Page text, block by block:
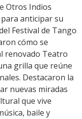
Otros Indios
anticipar su
Festival de Tango
cómo se
renovado Teatro
grilla que reúne
Destacaron la
nuevas miradas
que vive
baile y